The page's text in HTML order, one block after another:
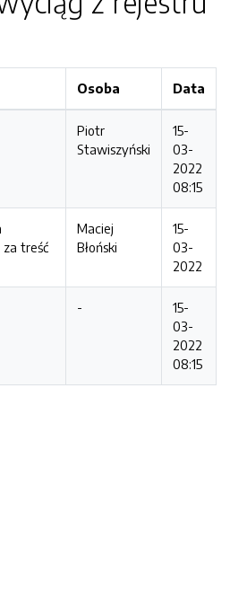
Osoba Data
Piotr
Stawiszyński
15-
03-
2022
08:15
treść
Maciej
Błoński
15-
03-
2022
-
15-
03-
2022
08:15